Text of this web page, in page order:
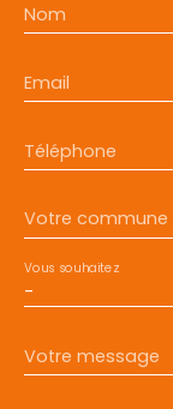
Nom
Email
Téléphone
Votre commune
-
Vous souhaitez
Votre message